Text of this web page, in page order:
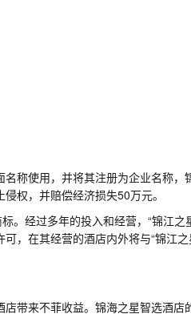
名称使用，并将其注册为企业名称
权，并赔偿经济损失50万元。
。经过多年的投入和经营，“锦江
，在其经营的酒店内外将与“锦江
店带来不菲收益。锦海之星智选酒